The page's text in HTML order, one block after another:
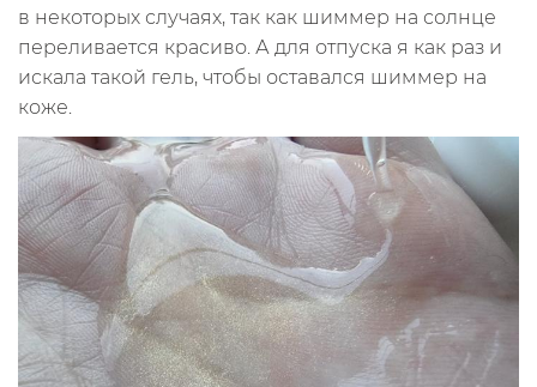
в некоторых случаях, так как шиммер на солнце
переливается красиво. А для отпуска я как раз и
искала такой гель, чтобы оставался шиммер на
коже.